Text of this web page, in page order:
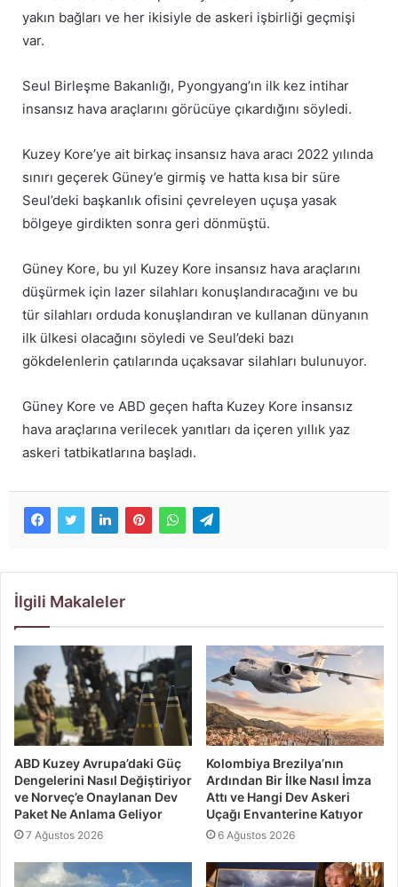
yakın bağları ve her ikisiyle de askeri işbirliği geçmişi
var.
Seul Birleşme Bakanlığı, Pyongyang’ın ilk kez intihar
insansız hava araçlarını görücüye çıkardığını söyledi.
Kuzey Kore’ye ait birkaç insansız hava aracı 2022 yılında
sınırı geçerek Güney’e girmiş ve hatta kısa bir süre
Seul’deki başkanlık ofisini çevreleyen uçuşa yasak
bölgeye girdikten sonra geri dönmüştü.
Güney Kore, bu yıl Kuzey Kore insansız hava araçlarını
düşürmek için lazer silahları konuşlandıracağını ve bu
tür silahları orduda konuşlandıran ve kullanan dünyanın
ilk ülkesi olacağını söyledi ve Seul’deki bazı
gökdelenlerin çatılarında uçaksavar silahları bulunuyor.
Güney Kore ve ABD geçen hafta Kuzey Kore insansız
hava araçlarına verilecek yanıtları da içeren yıllık yaz
askeri tatbikatlarına başladı.
İlgili Makaleler
ABD Kuzey Avrupa’daki Güç
Dengelerini Nasıl Değiştiriyor
ve Norveç’e Onaylanan Dev
Paket Ne Anlama Geliyor
7 Ağustos 2026
Kolombiya Brezilya’nın
Ardından Bir İlke Nasıl İmza
Attı ve Hangi Dev Askeri
Uçağı Envanterine Katıyor
6 Ağustos 2026